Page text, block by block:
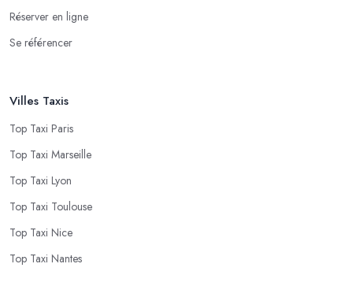
Réserver en ligne
Se référencer
Villes Taxis
Top Taxi Paris
Top Taxi Marseille
Top Taxi Lyon
Top Taxi Toulouse
Top Taxi Nice
Top Taxi Nantes